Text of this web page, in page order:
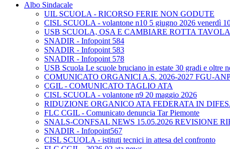
Albo Sindacale
UIL SCUOLA - RICORSO FERIE NON GODUTE
CISL SCUOLA - volantone n10 5 giugno 2026 venerdì
USB SCUOLA, OSA E CAMBIARE ROTTA
SNADIR - Infopoint 584
SNADIR - Infopoint 583
SNADIR - Infopoint 578
USB Scuola Le scuole bruciano in estate 30 gradi e oltre
COMUNICATO ORGANICI A.S. 2026-2027 FGU-
CGIL - COMUNICATO TAGLIO ATA
CISL SCUOLA - volantone n9 20 maggio 2026
RIDUZIONE ORGANICO ATA FEDERATA IN
FLC CGIL - Comunicato denuncia Tar Piemonte
SNALS-CONFSAL NEWS 15.05.2026 REVISIONE
SNADIR - Infopoint567
CISL SCUOLA - istituti tecnici in attesa del confronto